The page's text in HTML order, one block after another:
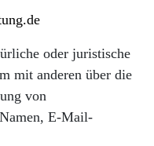
oder juristische
mit anderen über die
von
E-Mail-